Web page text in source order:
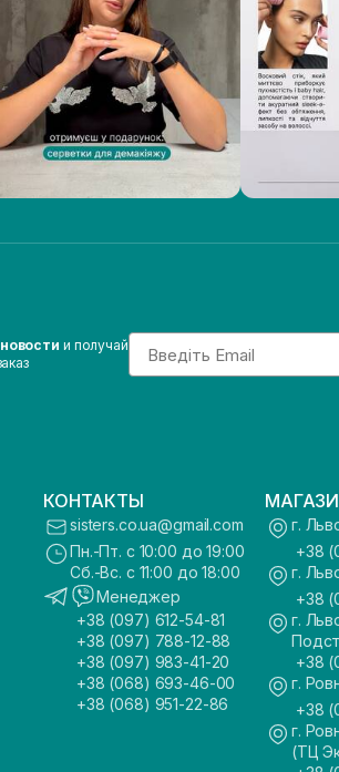
и получайEmail
КОНТАКТЫ
sisters.co.ua@gmail.com
Пн.-Пт. с 10:00 до 19:00
Сб.-Вс. с 11:00 до 18:00
Менеджер
+38 (097) 612-54-81
+38 (097) 788-12-88
+38 (097) 983-41-20
+38 (068) 693-46-00
+38 (068) 951-22-86
г.
+38
г.
+38
г.
+38
г.
+38
г.
(ТЦ